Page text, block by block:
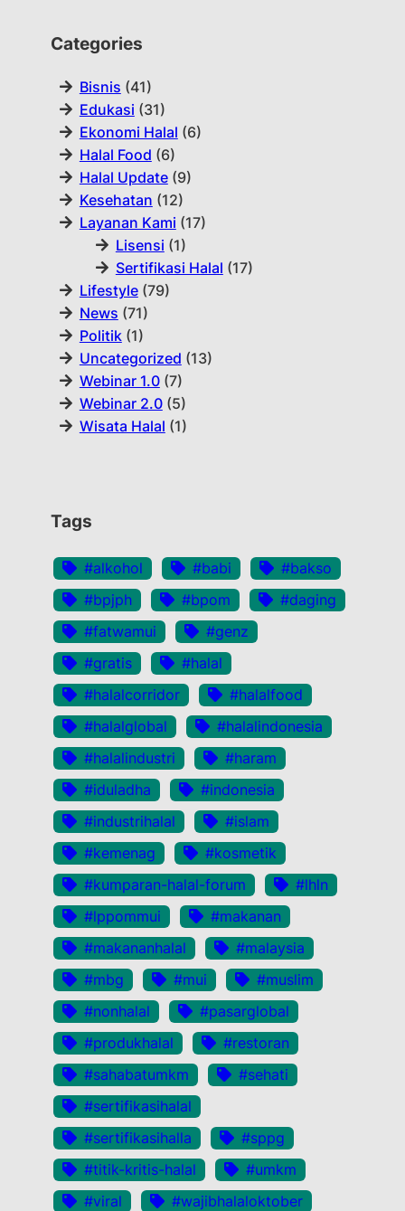
Categories
Bisnis (41)
Edukasi (31)
Ekonomi Halal (6)
Halal Food (6)
Halal Update(9)
Kesehatan (12)
Layanan Kami (17)
Lisensi (1)
Sertifikasi Halal (17)
Lifestyle(79)
News (71)
Politik(1)
Uncategorized (13)
Webinar 1.0(7)
Webinar 2.0(5)
Wisata Halal (1)
Tags
#alkohol #babi
#bakso
#bpjph
#bpom
#daging
#fatwamui
#genz
#gratis
#halal
#halalcorridor
#halalfood
#halalglobal
#halalindonesia
#halalindustri
#haram
#iduladha
#indonesia
#industrihalal
#islam
#kemenag
#kosmetik
#kumparan-halal-forum
#lhln
#lppommui
#makanan
#makananhalal
#malaysia
#mbg
#mui
#muslim
#nonhalal
#pasarglobal
#produkhalal
#restoran
#sahabatumkm
#sehati
#sertifikasihalal
#sertifikasihalla
#sppg
#titik-kritis-halal
#umkm
#viral
#wajibhalaloktober